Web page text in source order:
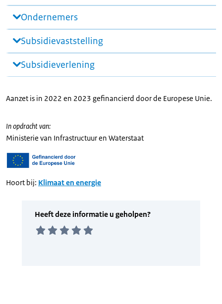
Ondernemers
Subsidievaststelling
Subsidieverlening
Aanzet is in 2022 en 2023 gefinancierd door de Europese Unie.
In opdracht van:
Ministerie van Infrastructuur en Waterstaat
Hoort bij: Klimaat en energie